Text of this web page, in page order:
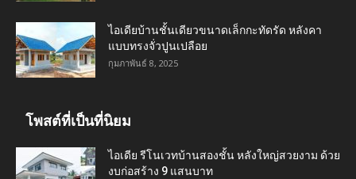
ไอเดียบ้านชั้นเดียวขนาดเล็กกะทัดรัด หลังคา
แบบทรงจั่วปูนเปลือย
กุมภาพันธ์ 8, 2025
โพสต์ที่เป็นที่นิยม
ไอเดีย รีโนเวทบ้านสองชั้น หลังใหญ่สวยงาม ด้วย
งบก่อสร้าง 9 แสนบาท